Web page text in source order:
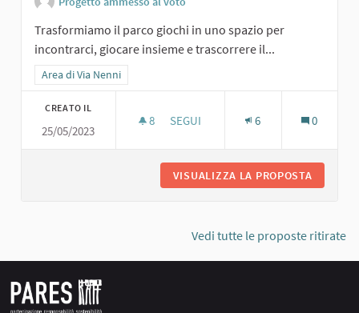
Trasformiamo il parco giochi in uno spazio per
incontrarci, giocare insieme e trascorrere il...
Filtra i risultati per categoria: Area di Via Nenni
Area di Via Nenni
CREATO IL
25/05/2023
8 8 SOSTENITORI
SEGUI 6 0
VISUALIZZA LA PROPOSTA
Vedi tutte le proposte ritirate